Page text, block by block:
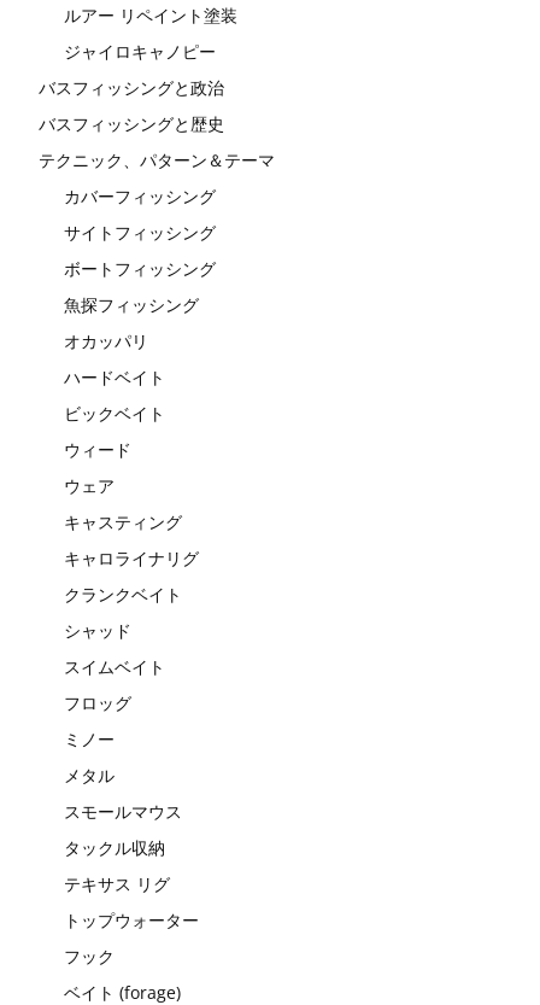
ルアー リペイント塗装
ジャイロキャノピー
バスフィッシングと政治
バスフィッシングと歴史
テクニック、パターン＆テーマ
カバーフィッシング
サイトフィッシング
ボートフィッシング
魚探フィッシング
オカッパリ
ハードベイト
ビックベイト
ウィード
ウェア
キャスティング
キャロライナリグ
クランクベイト
シャッド
スイムベイト
フロッグ
ミノー
メタル
スモールマウス
タックル収納
テキサス リグ
トップウォーター
フック
ベイト (forage)